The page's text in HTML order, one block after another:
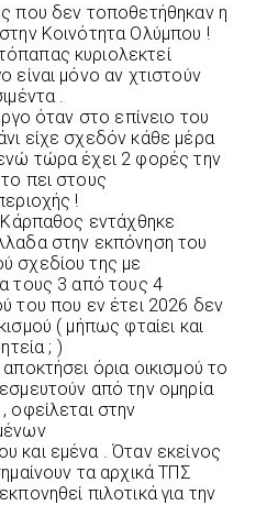
που δεν τοποθετήθηκαν η
Κοινότητα Ολύμπου !
κυριολεκτεί
είναι μόνο αν χτιστούν
.
όταν στο επίνειο του
είχε σχεδόν κάθε μέρα
τώρα έχει 2 φορές την
πει στους
!
Κάρπαθος εντάχθηκε
στην εκπόνηση του
σχεδίου της με
τους 3 από τους 4
του που εν έτει 2026 δεν
( μήπως φταίει και
; )
όρια οικισμού το
από την ομηρία
οφείλεται στην
και εμένα . Όταν εκείνος
τα αρχικά ΤΠΣ
πιλοτικά για την